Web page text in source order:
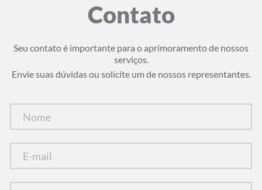
Contato
Seu contato é importante para o aprimoramento de nossos
serviços.
Envie suas dúvidas ou solicite um de nossos representantes.